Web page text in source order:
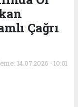
Çağrı
14.07.2026 - 10:01